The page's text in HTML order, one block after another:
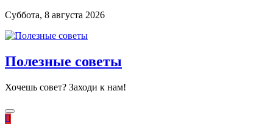
Суббота, 8 августа 2026
Полезные советы
Хочешь совет? Заходи к нам!